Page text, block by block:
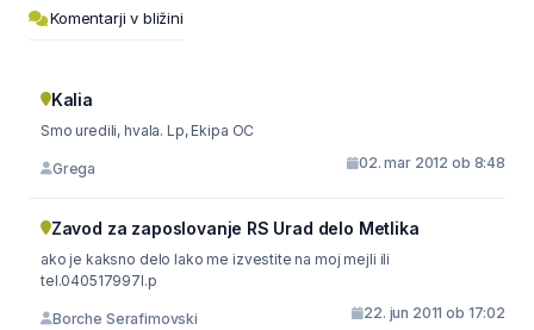
Komentarji v bližini
Kalia
Smo uredili, hvala. Lp, Ekipa OC
Grega 02. mar 2012 ob 8:48
Zavod za zaposlovanje RS Urad delo Metlika
ako je kaksno delo lako me izvestite na moj mejli ili
tel.040517997l.p
Borche Serafimovski 22. jun 2011 ob 17:02